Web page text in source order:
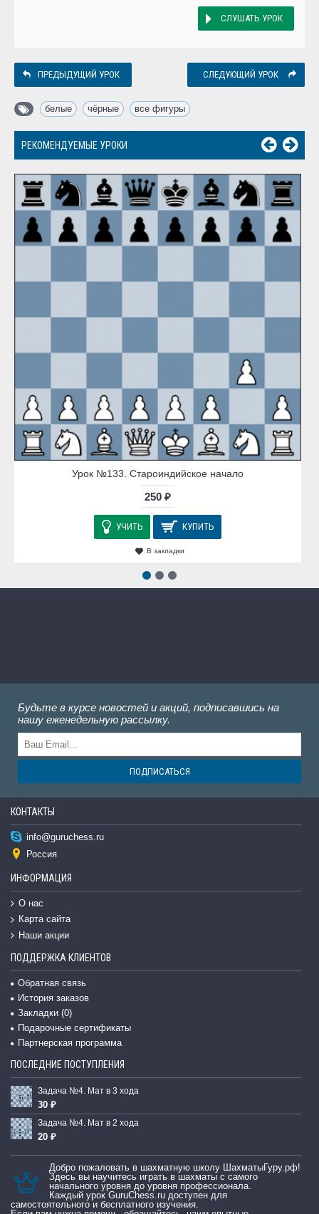
СЛУШАТЬ УРОК
ПРЕДЫДУЩИЙ УРОК СЛЕДУЮЩИЙ УРОК
белые чёрные все фигуры
РЕКОМЕНДУЕМЫЕ УРОКИ
Урок №133. Староиндийское начало
250 ₽
УЧИТЬ КУПИТЬ
В закладки
Будьте в курсе новостей и акций, подписавшись на
нашу еженедельную рассылку.
ПОДПИСАТЬСЯ
КОНТАКТЫ
info@guruchess.ru
Россия
ИНФОРМАЦИЯ
О нас
Карта сайта
Наши акции
ПОДДЕРЖКА КЛИЕНТОВ
Обратная связь
История заказов
Закладки (0)
Подарочные сертификаты
Партнерская программа
ПОСЛЕДНИЕ ПОСТУПЛЕНИЯ
Задача №4. Мат в 3 хода
30 ₽
Задача №4. Мат в 2 хода
20 ₽
Добро пожаловать в шахматную школу ШахматыГуру.рф!
Здесь вы научитесь играть в шахматы с самого
начального уровня до уровня профессионала.
Каждый урок GuruChess.ru доступен для
самостоятельного и бесплатного изучения.